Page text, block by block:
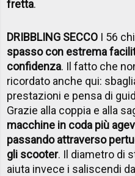
fretta.
DRIBBLING SECCO I 56
spasso con estrema
confidenza. Il fatto che
ricordato anche qui:
prestazioni e pensa di
Grazie alla coppia e alla
macchine in coda più
passando attraverso
gli scooter. Il diametro di
aiuta invece i saliscendi